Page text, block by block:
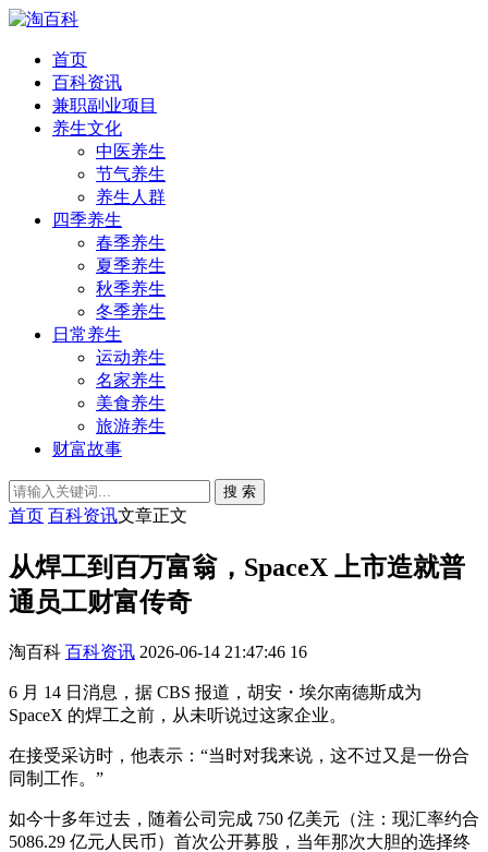
首页
百科资讯
兼职副业项目
养生文化
中医养生
节气养生
养生人群
四季养生
春季养生
夏季养生
秋季养生
冬季养生
日常养生
运动养生
名家养生
美食养生
旅游养生
财富故事
搜 索
首页 百科资讯文章正文
从焊工到百万富翁，SpaceX 上市造就普
通员工财富传奇
淘百科 百科资讯 2026-06-14 21:47:46 16
6 月 14 日消息，据 CBS 报道，胡安・埃尔南德斯成为
SpaceX 的焊工之前，从未听说过这家企业。
在接受采访时，他表示：“当时对我来说，这不过又是一份合
同制工作。”
如今十多年过去，随着公司完成 750 亿美元（注：现汇率约合
5086.29 亿元人民币）首次公开募股，当年那次大胆的选择终